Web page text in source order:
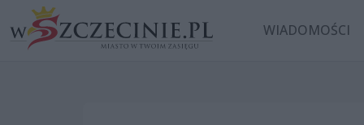
WIADOMOŚCI